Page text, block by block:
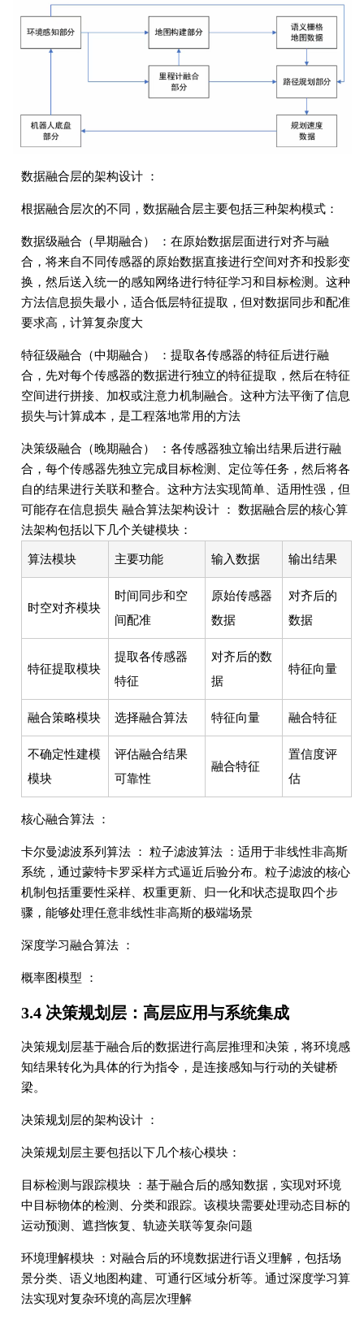
数据融合层的架构设计 ：
根据融合层次的不同，数据融合层主要包括三种架构模式：
数据级融合（早期融合） ：在原始数据层面进行对齐与融
合，将来自不同传感器的原始数据直接进行空间对齐和投影变
换，然后送入统一的感知网络进行特征学习和目标检测。这种
方法信息损失最小，适合低层特征提取，但对数据同步和配准
要求高，计算复杂度大
特征级融合（中期融合） ：提取各传感器的特征后进行融
合，先对每个传感器的数据进行独立的特征提取，然后在特征
空间进行拼接、加权或注意力机制融合。这种方法平衡了信息
损失与计算成本，是工程落地常用的方法
决策级融合（晚期融合） ：各传感器独立输出结果后进行融
合，每个传感器先独立完成目标检测、定位等任务，然后将各
自的结果进行关联和整合。这种方法实现简单、适用性强，但
可能存在信息损失 融合算法架构设计 ： 数据融合层的核心算
法架构包括以下几个关键模块：
算法模块 主要功能 输入数据 输出结果
时空对齐模块
时间同步和空
间配准
原始传感器
数据
对齐后的
数据
特征提取模块
提取各传感器
特征
对齐后的数
据
特征向量
融合策略模块 选择融合算法 特征向量 融合特征
不确定性建模
模块
评估融合结果
可靠性
融合特征
置信度评
估
核心融合算法 ：
卡尔曼滤波系列算法 ： 粒子滤波算法 ：适用于非线性非高斯
系统，通过蒙特卡罗采样方式逼近后验分布。粒子滤波的核心
机制包括重要性采样、权重更新、归一化和状态提取四个步
骤，能够处理任意非线性非高斯的极端场景
深度学习融合算法 ：
概率图模型 ：
3.4 决策规划层：高层应用与系统集成
决策规划层基于融合后的数据进行高层推理和决策，将环境感
知结果转化为具体的行为指令，是连接感知与行动的关键桥
梁。
决策规划层的架构设计 ：
决策规划层主要包括以下几个核心模块：
目标检测与跟踪模块 ：基于融合后的感知数据，实现对环境
中目标物体的检测、分类和跟踪。该模块需要处理动态目标的
运动预测、遮挡恢复、轨迹关联等复杂问题
环境理解模块 ：对融合后的环境数据进行语义理解，包括场
景分类、语义地图构建、可通行区域分析等。通过深度学习算
法实现对复杂环境的高层次理解